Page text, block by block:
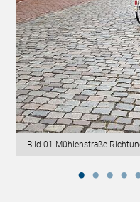
Bild 01 Mühlenstraße